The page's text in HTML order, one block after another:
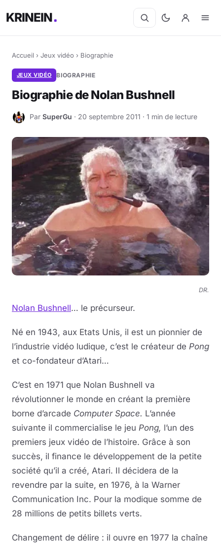
KRINEIN
Accueil › Jeux vidéo › Biographie
JEUX VIDÉO BIOGRAPHIE
Biographie de Nolan Bushnell
S Par SuperGu · 20 septembre 2011 · 1 min de lecture
DR.
Nolan Bushnell… le précurseur.
Né en 1943, aux Etats Unis, il est un pionnier de
l’industrie vidéo ludique, c’est le créateur de Pong
et co-fondateur d’Atari…
C’est en 1971 que Nolan Bushnell va
révolutionner le monde en créant la première
borne d’arcade Computer Space. L’année
suivante il commercialise le jeu Pong, l’un des
premiers jeux vidéo de l’histoire. Grâce à son
succès, il finance le développement de la petite
société qu’il a créé, Atari. Il décidera de la
revendre par la suite, en 1976, à la Warner
Communication Inc. Pour la modique somme de
28 millions de petits billets verts.
Changement de délire : il ouvre en 1977 la chaîne